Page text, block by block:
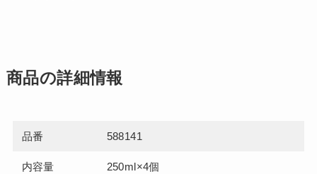
商品の詳細情報
品番 588141
内容量 250ml×4個